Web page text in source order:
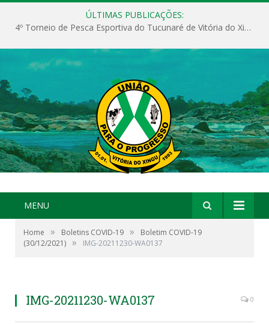
ÚLTIMAS PUBLICAÇÕES:
4º Torneio de Pesca Esportiva do Tucunaré de Vitória do Xingu
MENU
Home » Boletins COVID-19 »
Boletim COVID-19
(30/12/2021) » IMG-20211230-WA0137
IMG-20211230-WA0137 0